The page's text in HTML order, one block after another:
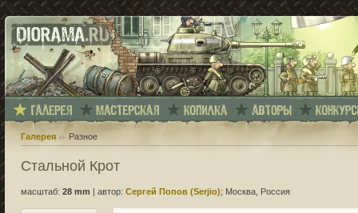
Галерея Разное
Стальной Крот
масштаб: 28 mm автор: Сергей Попов (Serjio); Москва, Россия